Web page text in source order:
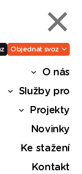
O nás
Služby pro
Projekty
Novinky
Ke stažení
Kontakt
Objednat svoz
284